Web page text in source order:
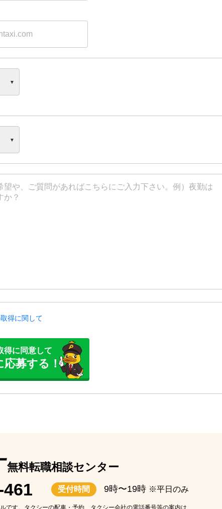
得に関して
得に同意して
応募する！
無料転職相談センター
受付時間 9時〜19時 ※平日のみ
です。タクシーの配車・予約、タクシー会社の電話番号等の案内は